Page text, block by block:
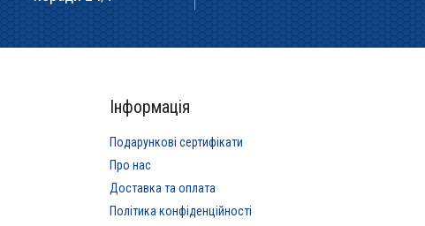
Інформація
Подарункові сертифікати
Про нас
Доставка та оплата
Політика конфіденційності